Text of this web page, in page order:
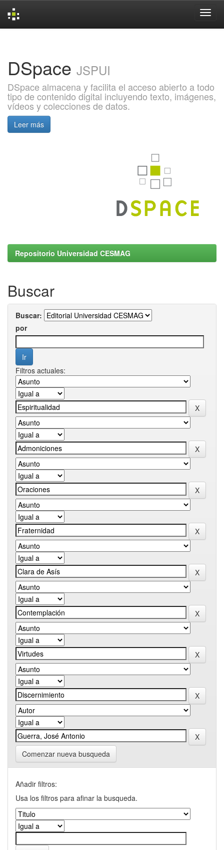
DSpace JSPUI
DSpace almacena y facilita el acceso abierto a todo
tipo de contenido digital incluyendo texto, imágenes,
vídeos y colecciones de datos.
Leer más
Repositorio Universidad CESMAG
Buscar
Buscar:
por
Filtros actuales:
Comenzar nueva busqueda
Añadir filtros:
Usa los filtros para afinar la busqueda.